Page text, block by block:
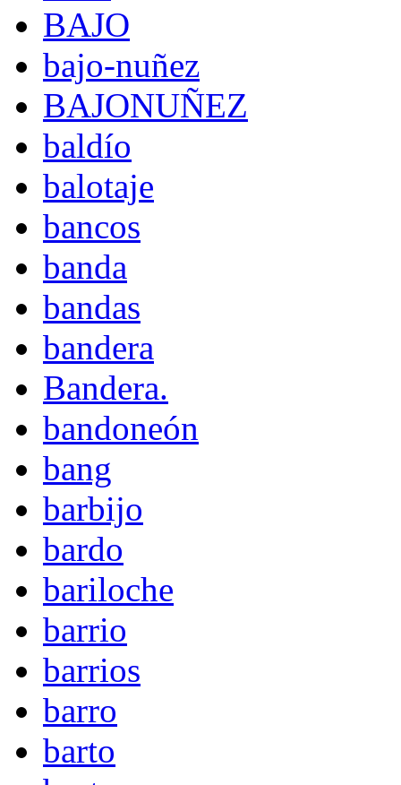
BAJO
bajo-nuñez
BAJONUÑEZ
baldío
balotaje
bancos
banda
bandas
bandera
Bandera.
bandoneón
bang
barbijo
bardo
bariloche
barrio
barrios
barro
barto